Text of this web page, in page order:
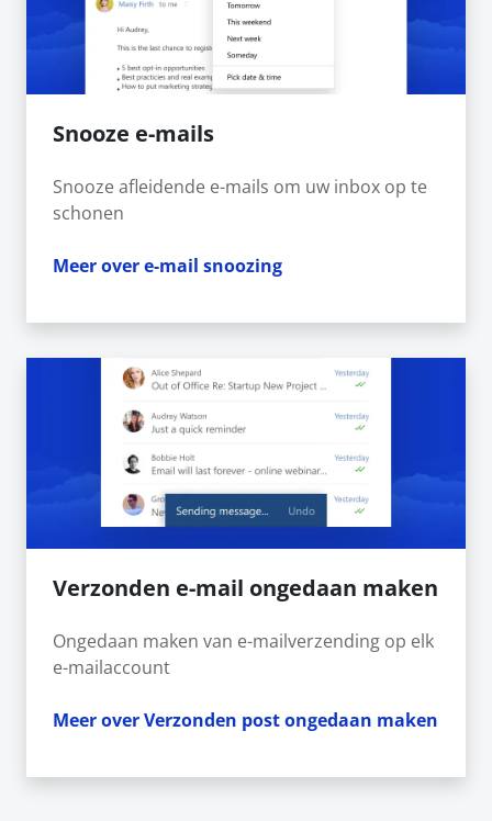
Snooze e-mails
Snooze afleidende e-mails om uw inbox op te
schonen
Meer over e-mail snoozing
Verzonden e-mail ongedaan maken
Ongedaan maken van e-mailverzending op elk
e-mailaccount
Meer over Verzonden post ongedaan maken